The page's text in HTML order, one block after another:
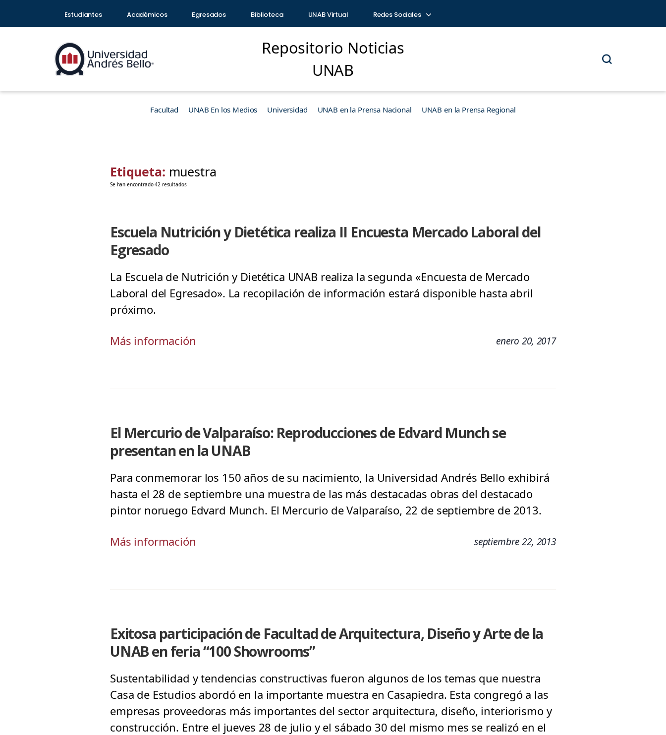
Estudiantes Académicos Egresados Biblioteca UNAB Virtual Redes Sociales
Repositorio Noticias
UNAB
Facultad UNAB En los Medios Universidad UNAB en la Prensa Nacional UNAB en la Prensa Regional
Etiqueta: muestra
Se han encontrado 42 resultados
Escuela Nutrición y Dietética realiza II Encuesta Mercado Laboral del
Egresado
La Escuela de Nutrición y Dietética UNAB realiza la segunda «Encuesta de Mercado
Laboral del Egresado». La recopilación de información estará disponible hasta abril
próximo.
Más información enero 20, 2017
El Mercurio de Valparaíso: Reproducciones de Edvard Munch se
presentan en la UNAB
Para conmemorar los 150 años de su nacimiento, la Universidad Andrés Bello exhibirá
hasta el 28 de septiembre una muestra de las más destacadas obras del destacado
pintor noruego Edvard Munch. El Mercurio de Valparaíso, 22 de septiembre de 2013.
Más información septiembre 22, 2013
Exitosa participación de Facultad de Arquitectura, Diseño y Arte de la
UNAB en feria “100 Showrooms”
Sustentabilidad y tendencias constructivas fueron algunos de los temas que nuestra
Casa de Estudios abordó en la importante muestra en Casapiedra. Esta congregó a las
empresas proveedoras más importantes del sector arquitectura, diseño, interiorismo y
construcción. Entre el jueves 28 de julio y el sábado 30 del mismo mes se realizó en el